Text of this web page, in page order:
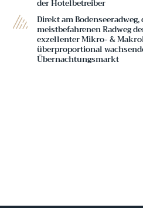
der Hotelbetreiber
Direkt am Bodenseeradweg,
meistbefahrenen Radweg
exzellenter Mikro- &
überproportional
Übernachtungsmarkt